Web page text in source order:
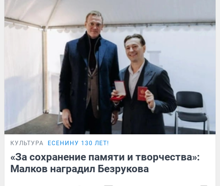
КУЛЬТУРА ЕСЕНИНУ 130 ЛЕТ!
«За сохранение памяти и творчества»:
Малков наградил Безрукова